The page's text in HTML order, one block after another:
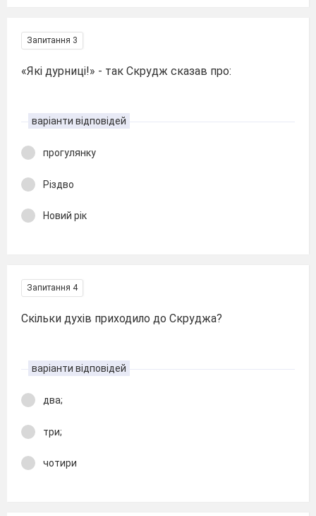
Запитання 3
«Які дурниці!» - так Скрудж сказав про:
варіанти відповідей
прогулянку
Різдво
Новий рік
Запитання 4
Скільки духів приходило до Скруджа?
варіанти відповідей
два;
три;
чотири